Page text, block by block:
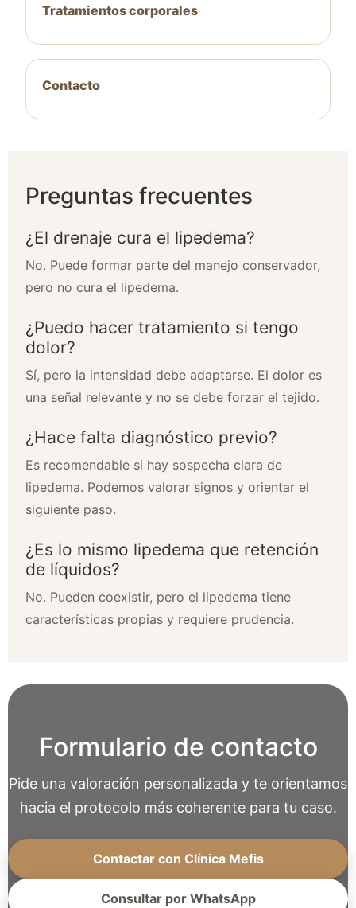
Tratamientos corporales
Contacto
Preguntas frecuentes
¿El drenaje cura el lipedema?
No. Puede formar parte del manejo conservador,
pero no cura el lipedema.
¿Puedo hacer tratamiento si tengo
dolor?
Sí, pero la intensidad debe adaptarse. El dolor es
una señal relevante y no se debe forzar el tejido.
¿Hace falta diagnóstico previo?
Es recomendable si hay sospecha clara de
lipedema. Podemos valorar signos y orientar el
siguiente paso.
¿Es lo mismo lipedema que retención
de líquidos?
No. Pueden coexistir, pero el lipedema tiene
características propias y requiere prudencia.
Formulario de contacto
Pide una valoración personalizada y te orientamos
hacia el protocolo más coherente para tu caso.
Contactar con Clínica Mefis
Consultar por WhatsApp